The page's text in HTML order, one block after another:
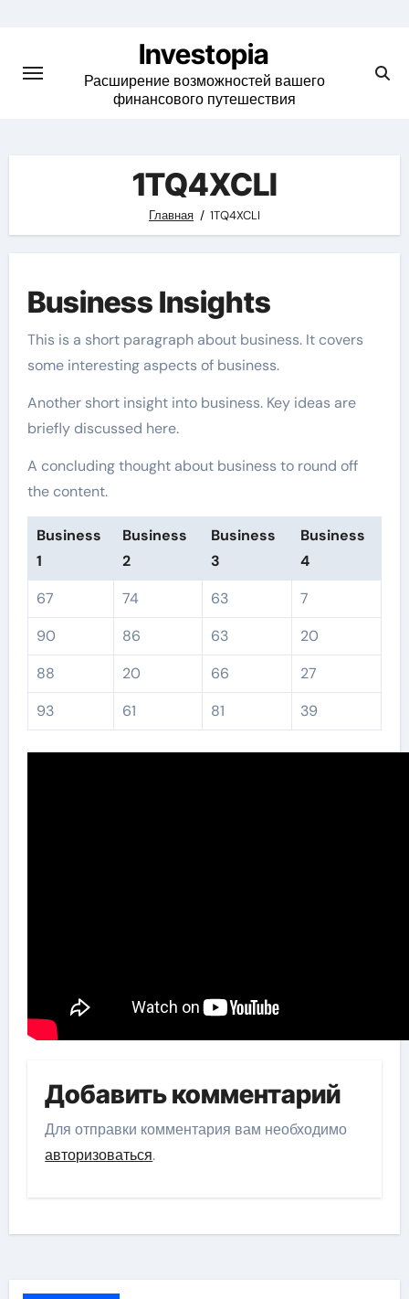
content
Investopia
Расширение возможностей вашего
финансового путешествия
1TQ4XCLI
Главная 1TQ4XCLI
Business Insights
This is a short paragraph about business. It covers
some interesting aspects of business.
Another short insight into business. Key ideas are
briefly discussed here.
A concluding thought about business to round off
the content.
Business
1
Business
2
Business
3
Business
4
67
74 63
7
90
86 63
20
88
20 66
27
93
61 81 39
Добавить комментарий
Для отправки комментария вам необходимо
авторизоваться.